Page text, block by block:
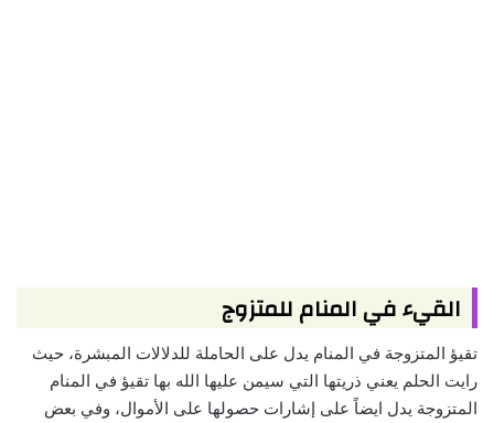
القيء في المنام للمتزوج
تقيؤ المتزوجة في المنام يدل على الحاملة للدلالات المبشرة، حيث
رايت الحلم يعني ذريتها التي سيمن عليها الله بها تقيؤ في المنام
المتزوجة يدل ايضاً على إشارات حصولها على الأموال، وفي بعض